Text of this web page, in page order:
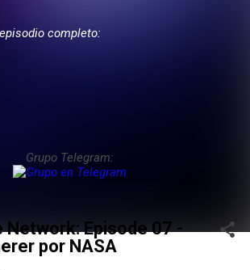
completo:
Grupo Telegram:
Network: Episode 07 -
por NASA